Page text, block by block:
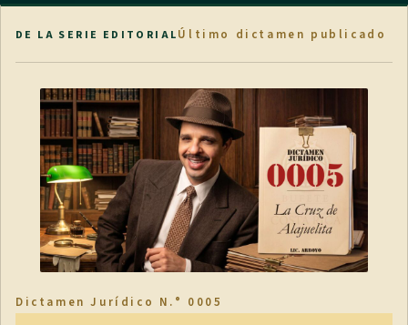
DE LA SERIE EDITORIALÚltimo dictamen publicado
Dictamen Jurídico N.° 0005